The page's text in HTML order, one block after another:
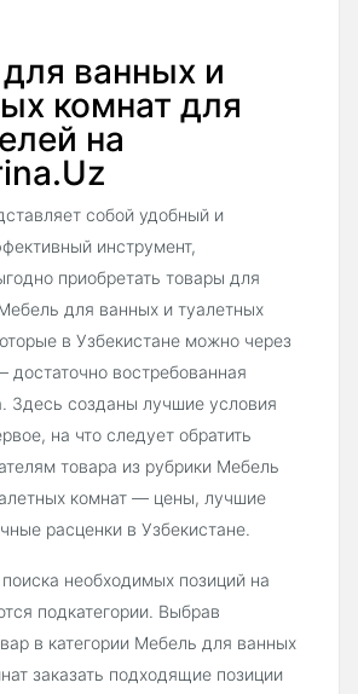
ванных и
комнат для
на
собой удобный и
инструмент,
приобретать товары для
для ванных и туалетных
в Узбекистане можно через
востребованная
Здесь созданы лучшие условия
на что следует обратить
товара из рубрики Мебель
комнат — цены, лучшие
расценки в Узбекистане.
необходимых позиций на
подкатегории. Выбрав
в категории Мебель для ванных
заказать подходящие позиции